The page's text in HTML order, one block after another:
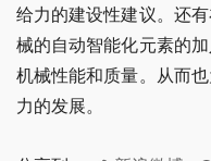
给力的建设性建议。还
械的自动智能化元素的
机械性能和质量。从而
力的发展。